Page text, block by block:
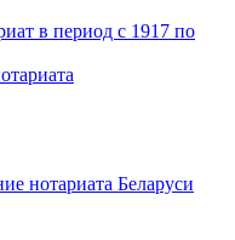
в период с 1917 по
нотариата Беларуси